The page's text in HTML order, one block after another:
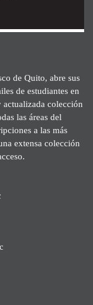
de Quito, abre sus
de estudiantes en
actualizada colección
las áreas del
a las más
extensa colección